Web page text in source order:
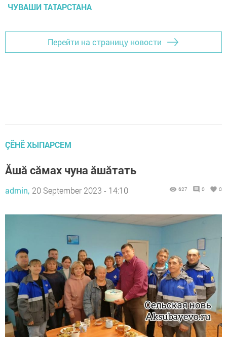
ЧУВАШИ ТАТАРСТАНА
Перейти на страницу новости
ÇӖНӖ ХЫПАРСЕМ
Ăшă сăмах чуна ăшăтать
admin, 20 September 2023 - 14:10 627 0 0